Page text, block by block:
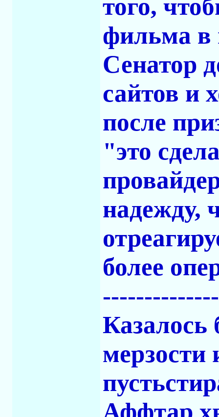
того,
фильма в
Сенатор
сайтов и
после
"это
надежду,
более
Казалось
мерзости